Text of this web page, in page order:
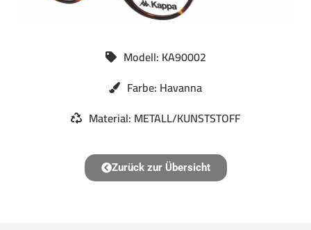
Modell: KA90002
Farbe: Havanna
Material: METALL/KUNSTSTOFF
Zurück zur Übersicht